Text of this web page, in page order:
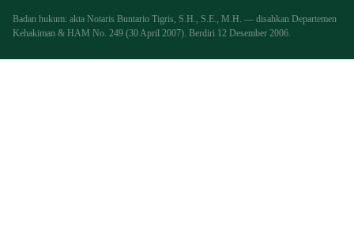
Badan hukum: akta Notaris Buntario Tigris, S.H., S.E., M.H. — disahkan Departemen
Kehakiman & HAM No. 249 (30 April 2007). Berdiri 12 Desember 2006.